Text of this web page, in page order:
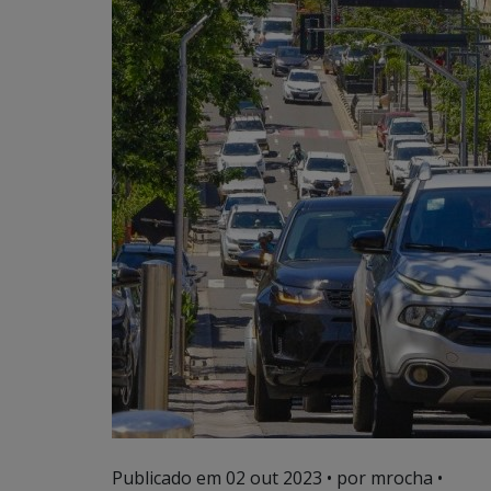
Publicado em 02 out 2023 • por mrocha •